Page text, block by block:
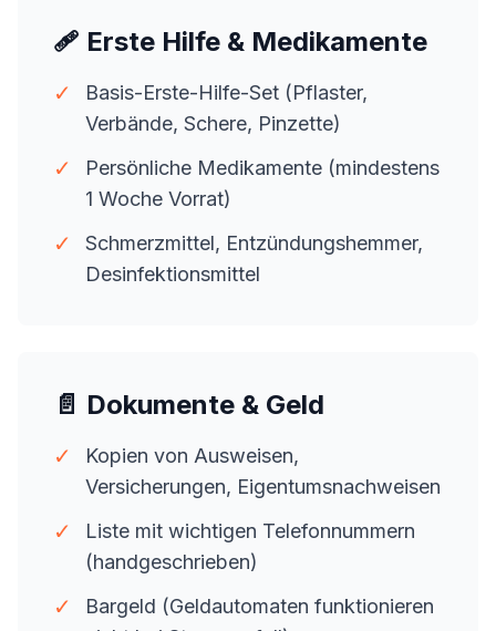
🩹 Erste Hilfe & Medikamente
✓
Basis-Erste-Hilfe-Set (Pflaster,
Verbände, Schere, Pinzette)
✓
Persönliche Medikamente (mindestens
1 Woche Vorrat)
✓
Schmerzmittel, Entzündungshemmer,
Desinfektionsmittel
📄 Dokumente & Geld
✓
Kopien von Ausweisen,
Versicherungen, Eigentumsnachweisen
✓
Liste mit wichtigen Telefonnummern
(handgeschrieben)
✓
Bargeld (Geldautomaten funktionieren